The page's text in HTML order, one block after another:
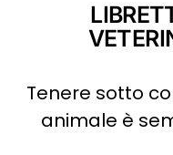
Tenere sotto
animale è